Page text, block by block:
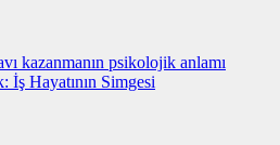
kazanmanın psikolojik anlamı
İş Hayatının Simgesi